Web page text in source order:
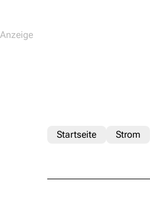
Startseite Strom